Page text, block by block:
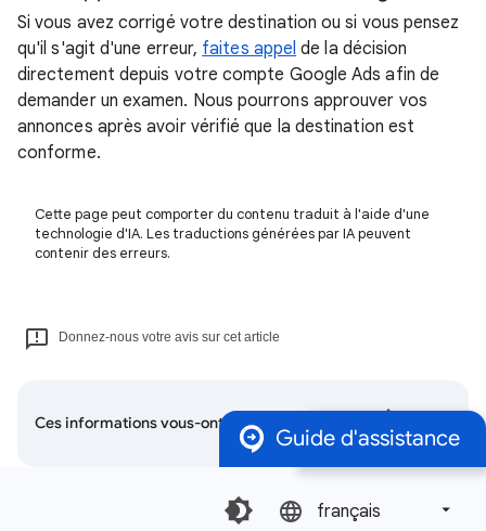
Si vous avez corrigé votre destination ou si vous pensez
qu'il s'agit d'une erreur, faites appel de la décision
directement depuis votre compte Google Ads afin de
demander un examen. Nous pourrons approuver vos
annonces après avoir vérifié que la destination est
conforme.
Cette page peut comporter du contenu traduit à l'aide d'une
technologie d'IA. Les traductions générées par IA peuvent
contenir des erreurs.
Donnez-nous votre avis sur cet article
Ces informations vous-ont elles été utiles ?
français‎
Guide d'assistance